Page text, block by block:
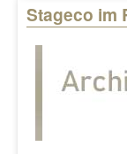
Stageco im